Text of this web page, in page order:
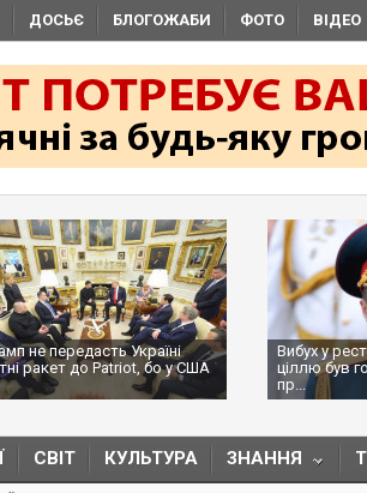
ДОСЬЄ БЛОГОЖАБИ ФОТО ВІДЕО
не передасть Україні
ракет до Patriot, бо у США
Вибух у
ціллю був
пр...
СВІТ КУЛЬТУРА ЗНАННЯ